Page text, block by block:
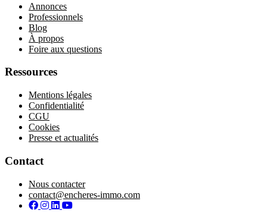
Annonces
Professionnels
Blog
À propos
Foire aux questions
Ressources
Mentions légales
Confidentialité
CGU
Cookies
Presse et actualités
Contact
Nous contacter
contact@encheres-immo.com
Facebook
Instagram
LinkedIn
YouTube